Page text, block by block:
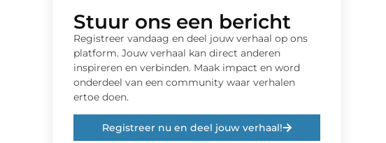
Stuur ons een bericht
Registreer vandaag en deel jouw verhaal op ons
platform. Jouw verhaal kan direct anderen
inspireren en verbinden. Maak impact en word
onderdeel van een community waar verhalen
ertoe doen.
Registreer nu en deel jouw verhaal!